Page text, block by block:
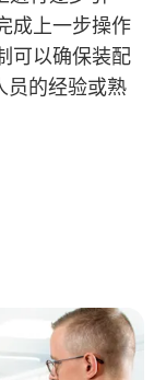
成上一步操作
可以确保装配
的经验或熟